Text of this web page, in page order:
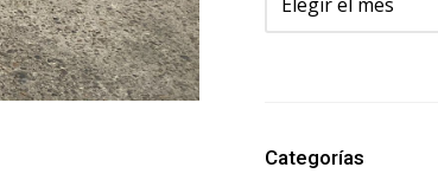
Categorías